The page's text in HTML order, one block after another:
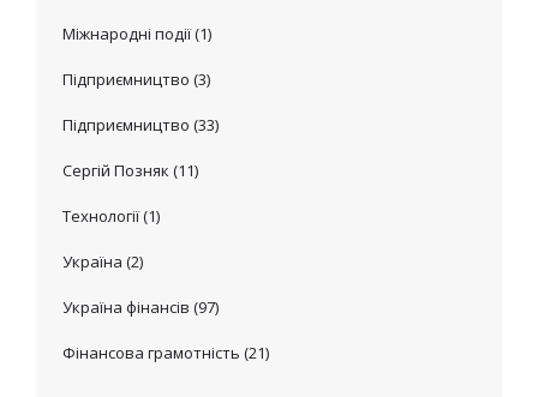
Міжнародні події(1)
Підприємництво (3)
Підприємництво (33)
Сергій Позняк (11)
Технології(1)
Україна (2)
Україна фінансів (97)
Фінансова грамотність (21)